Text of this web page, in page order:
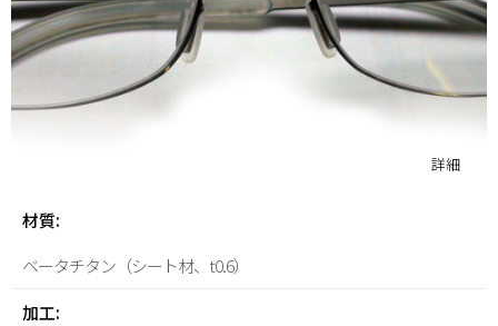
詳細
材質:
ベータチタン（シート材、t0.6）
加工: